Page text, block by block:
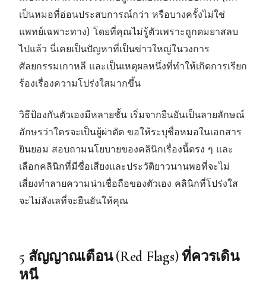
เป็นหมอที่อ่อนประสบการณ์กว่า หรือบางครั้งไม่ใช่
แพทย์เฉพาะทาง) โดยที่คุณไม่รู้ตัวเพราะถูกดมยาสลบ
ไปแล้ว นี่เคยเป็นปัญหาที่เป็นข่าวใหญ่ในวงการ
ศัลยกรรมเกาหลี และเป็นเหตุผลหนึ่งที่ทำให้เกิดการเรียก
ร้องเรื่องความโปร่งใสมากขึ้น
วิธีป้องกันตัวเองมีหลายชั้น เริ่มจากยืนยันเป็นลายลักษณ์
อักษรว่าใครจะเป็นผู้ผ่าตัด ขอให้ระบุชื่อหมอในเอกสาร
ยินยอม สอบถามนโยบายของคลินิกเรื่องนี้ตรง ๆ และ
เลือกคลินิกที่มีชื่อเสียงและประวัติยาวนานพอที่จะไม่
เสี่ยงทำลายความน่าเชื่อถือของตัวเอง คลินิกที่โปร่งใส
จะไม่ลังเลที่จะยืนยันให้คุณ
5 สัญญาณเตือน (Red Flags) ที่ควรเดิน
หนี